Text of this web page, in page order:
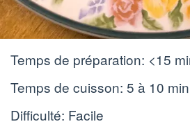
Temps de préparation: <15
Temps de cuisson: 5 à 10
Difficulté: Facile